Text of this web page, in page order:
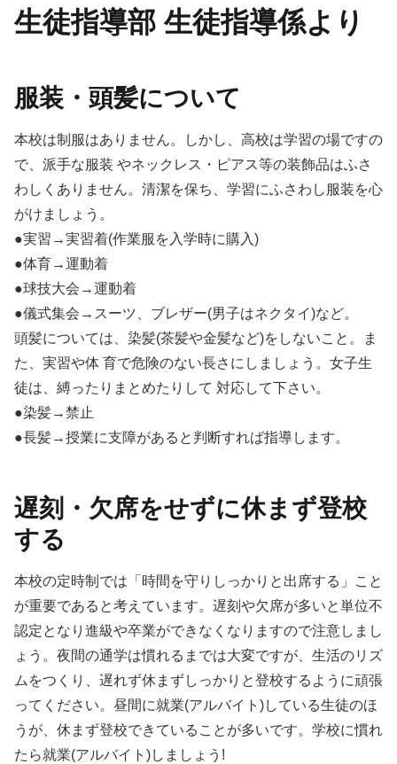
生徒指導部 生徒指導係より
服装・頭髪について
本校は制服はありません。しかし、高校は学習の場ですの
で、派手な服装 やネックレス・ピアス等の装飾品はふさ
わしくありません。清潔を保ち、学習にふさわし服装を心
がけましょう。
●実習→実習着(作業服を入学時に購入)
●体育→運動着
●球技大会→運動着
●儀式集会→スーツ、ブレザー(男子はネクタイ)など。
頭髪については、染髪(茶髪や金髪など)をしないこと。ま
た、実習や体 育で危険のない長さにしましょう。女子生
徒は、縛ったりまとめたりして 対応して下さい。
●染髪→禁止
●長髪→授業に支障があると判断すれば指導します。
遅刻・欠席をせずに休まず登校
する
本校の定時制では「時間を守りしっかりと出席する」こと
が重要であると考えています。遅刻や欠席が多いと単位不
認定となり進級や卒業ができなくなりますので注意しまし
ょう。夜間の通学は慣れるまでは大変ですが、生活のリズ
ムをつくり、遅れず休まずしっかりと登校するように頑張
ってください。昼間に就業(アルバイト)している生徒のほ
うが、休まず登校できていることが多いです。学校に慣れ
たら就業(アルバイト)しましょう!